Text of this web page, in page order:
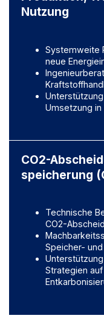
Nutzung
Systemweite
neue
Umsetzung
CO2-
speicherung
Technische
CO2-
Speicher-
Strategien